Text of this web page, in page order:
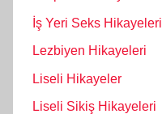
İş Yeri Seks Hikayeleri
Lezbiyen Hikayeleri
Liseli Hikayeler
Liseli Sikiş Hikayeleri